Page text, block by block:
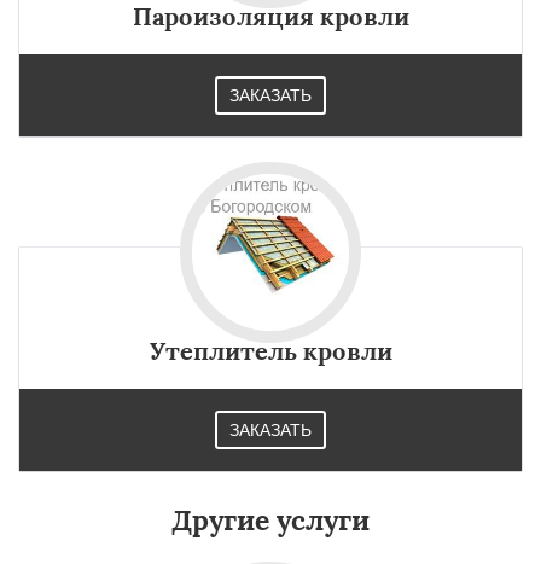
Пароизоляция кровли
ЗАКАЗАТЬ
Утеплитель кровли
ЗАКАЗАТЬ
Другие услуги